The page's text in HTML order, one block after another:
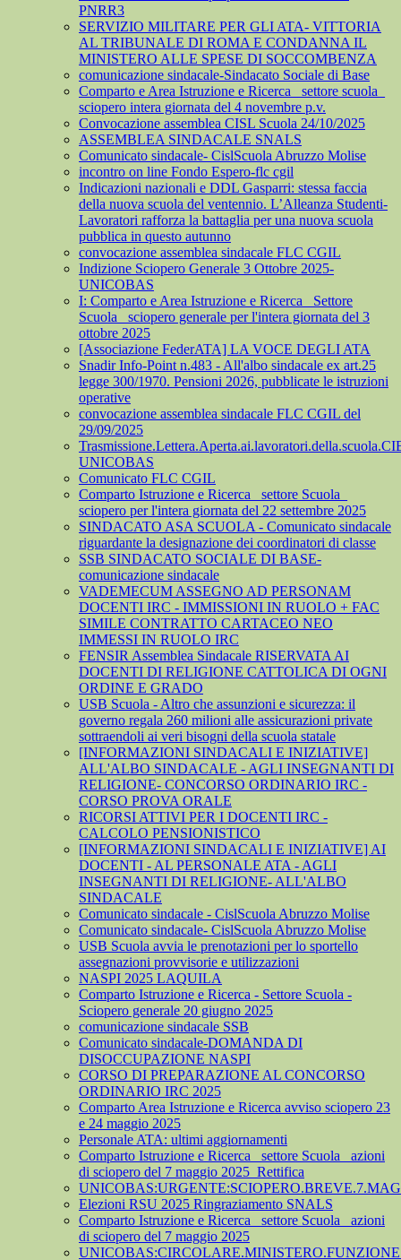
PNRR3
SERVIZIO MILITARE PER GLI ATA- VITTORIA
AL TRIBUNALE DI ROMA E CONDANNA IL
MINISTERO ALLE SPESE DI SOCCOMBENZA
comunicazione sindacale-Sindacato Sociale di Base
Comparto e Area Istruzione e Ricerca_ settore scuola_
sciopero intera giornata del 4 novembre p.v.
Convocazione assemblea CISL Scuola 24/10/2025
ASSEMBLEA SINDACALE SNALS
Comunicato sindacale- CislScuola Abruzzo Molise
incontro on line Fondo Espero-flc cgil
Indicazioni nazionali e DDL Gasparri: stessa faccia
della nuova scuola del ventennio. L’Alleanza Studenti-
Lavoratori rafforza la battaglia per una nuova scuola
pubblica in questo autunno
convocazione assemblea sindacale FLC CGIL
Indizione Sciopero Generale 3 Ottobre 2025-
UNICOBAS
I: Comparto e Area Istruzione e Ricerca_ Settore
Scuola_ sciopero generale per l'intera giornata del 3
ottobre 2025
[Associazione FederATA] LA VOCE DEGLI ATA
Snadir Info-Point n.483 - All'albo sindacale ex art.25
legge 300/1970. Pensioni 2026, pubblicate le istruzioni
operative
convocazione assemblea sindacale FLC CGIL del
29/09/2025
UNICOBAS
Comunicato FLC CGIL
Comparto Istruzione e Ricerca_ settore Scuola_
sciopero per l'intera giornata del 22 settembre 2025
SINDACATO ASA SCUOLA - Comunicato sindacale
riguardante la designazione dei coordinatori di classe
SSB SINDACATO SOCIALE DI BASE-
comunicazione sindacale
VADEMECUM ASSEGNO AD PERSONAM
DOCENTI IRC - IMMISSIONI IN RUOLO + FAC
SIMILE CONTRATTO CARTACEO NEO
IMMESSI IN RUOLO IRC
FENSIR Assemblea Sindacale RISERVATA AI
DOCENTI DI RELIGIONE CATTOLICA DI OGNI
ORDINE E GRADO
USB Scuola - Altro che assunzioni e sicurezza: il
governo regala 260 milioni alle assicurazioni private
sottraendoli ai veri bisogni della scuola statale
[INFORMAZIONI SINDACALI E INIZIATIVE]
ALL'ALBO SINDACALE - AGLI INSEGNANTI DI
RELIGIONE- CONCORSO ORDINARIO IRC -
CORSO PROVA ORALE
RICORSI ATTIVI PER I DOCENTI IRC -
CALCOLO PENSIONISTICO
[INFORMAZIONI SINDACALI E INIZIATIVE] AI
DOCENTI - AL PERSONALE ATA - AGLI
INSEGNANTI DI RELIGIONE- ALL'ALBO
SINDACALE
Comunicato sindacale - CislScuola Abruzzo Molise
Comunicato sindacale- CislScuola Abruzzo Molise
USB Scuola avvia le prenotazioni per lo sportello
assegnazioni provvisorie e utilizzazioni
NASPI 2025 LAQUILA
Comparto Istruzione e Ricerca - Settore Scuola -
Sciopero generale 20 giugno 2025
comunicazione sindacale SSB
Comunicato sindacale-DOMANDA DI
DISOCCUPAZIONE NASPI
CORSO DI PREPARAZIONE AL CONCORSO
ORDINARIO IRC 2025
Comparto Area Istruzione e Ricerca avviso sciopero 23
e 24 maggio 2025
Personale ATA: ultimi aggiornamenti
Comparto Istruzione e Ricerca_ settore Scuola_ azioni
di sciopero del 7 maggio 2025_Rettifica
Elezioni RSU 2025 Ringraziamento SNALS
Comparto Istruzione e Ricerca_ settore Scuola_ azioni
di sciopero del 7 maggio 2025